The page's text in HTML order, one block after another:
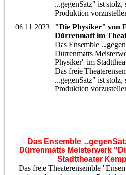
...gegenSatz" ist stolz,
Produktion
06.11.2023
"Die Physiker" von
Dürrenmatt im
Das Ensemble
Dürrenmatts
Physiker" im
Das freie
...gegenSatz" ist stolz,
Produktion
Das Ensemble
Dürrenmatts Meisterwerk
Stadttheater
Das freie Theaterensemble